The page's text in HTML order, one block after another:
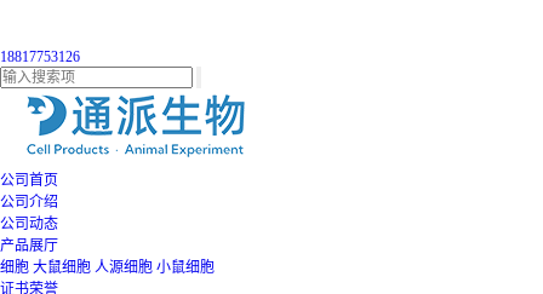
18817753126
公司首页
公司介绍
公司动态
产品展厅
细胞 大鼠细胞 人源细胞 小鼠细胞
证书荣誉